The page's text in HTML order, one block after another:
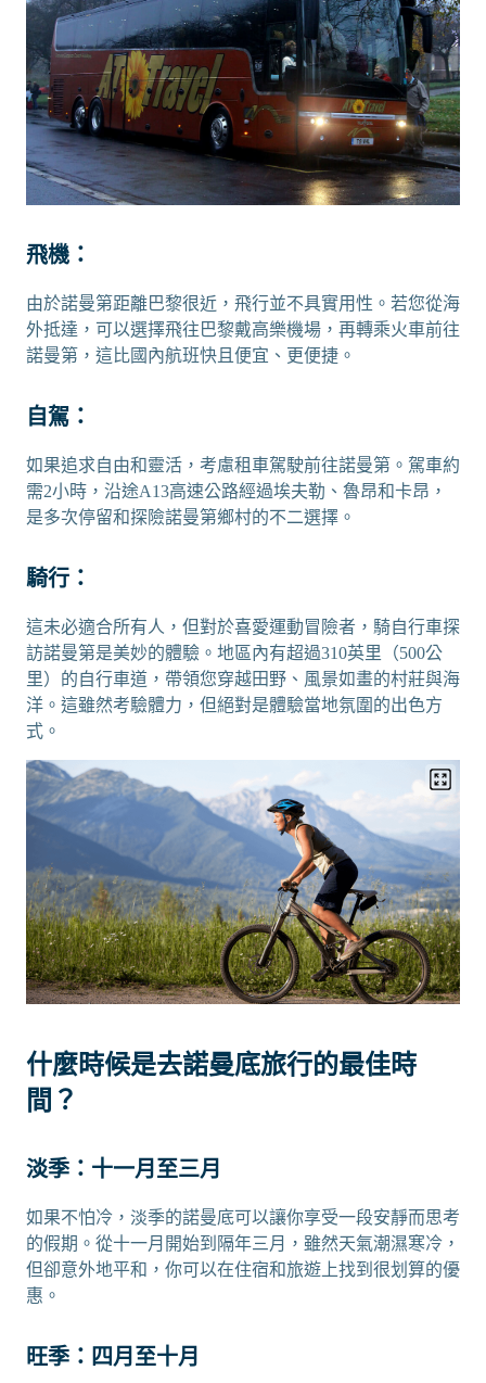
飛機：
由於諾曼第距離巴黎很近，飛行並不具實用性。若您從海
外抵達，可以選擇飛往巴黎戴高樂機場，再轉乘火車前往
諾曼第，這比國內航班快且便宜、更便捷。
自駕：
如果追求自由和靈活，考慮租車駕駛前往諾曼第。駕車約
需2小時，沿途A13高速公路經過埃夫勒、魯昂和卡昂，
是多次停留和探險諾曼第鄉村的不二選擇。
騎行：
這未必適合所有人，但對於喜愛運動冒險者，騎自行車探
訪諾曼第是美妙的體驗。地區內有超過310英里（500公
里）的自行車道，帶領您穿越田野、風景如畫的村莊與海
洋。這雖然考驗體力，但絕對是體驗當地氛圍的出色方
式。
什麼時候是去諾曼底旅行的最佳時
間？
淡季：十一月至三月
如果不怕冷，淡季的諾曼底可以讓你享受一段安靜而思考
的假期。從十一月開始到隔年三月，雖然天氣潮濕寒冷，
但卻意外地平和，你可以在住宿和旅遊上找到很划算的優
惠。
旺季：四月至十月